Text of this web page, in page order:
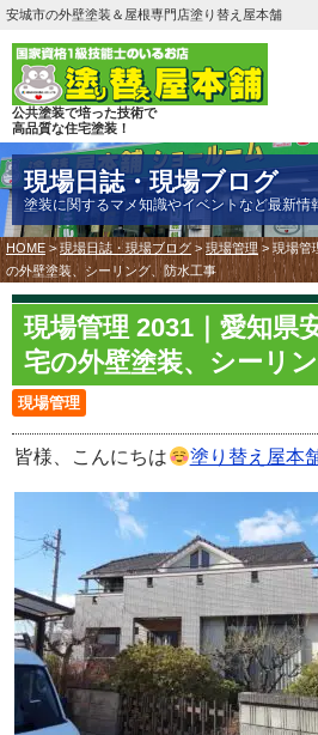
安城市の外壁塗装＆屋根専門店塗り替え屋本舗
公共塗装で培った技術で
高品質な住宅塗装！
現場日誌・現場ブログ
塗装に関するマメ知識やイベントなど最新情
HOME >現場日誌・現場ブログ > 現場管理 > 現場管
の外壁塗装、シーリング、防水工事
現場管理 2031｜愛知県
宅の外壁塗装、シーリ
現場管理
皆様、こんにちは 塗り替え屋本